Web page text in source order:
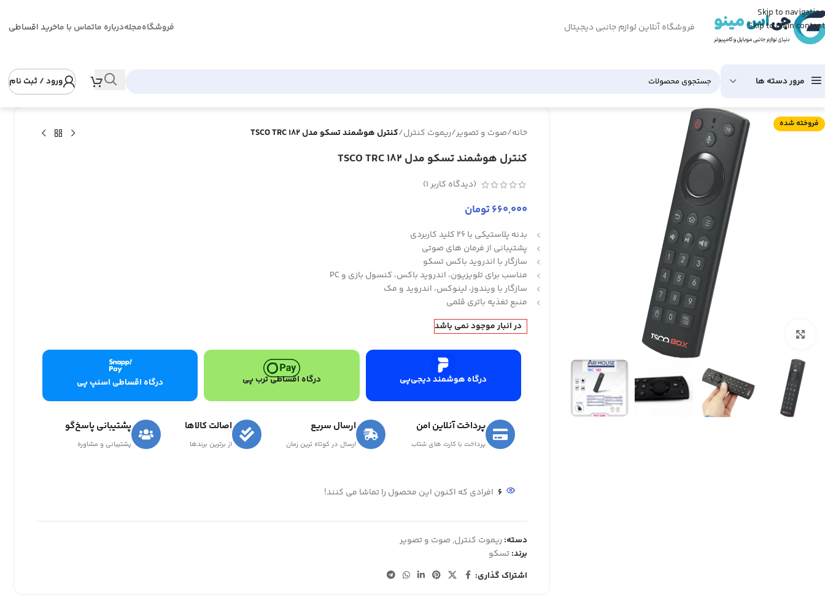
Skip to navigation
Skip to main content
فروشگاه آنلاین لوازم جانبی دیجیتال فروشگاهمجلهدرباره ماتماس با ماخرید اقساطی
مرور دسته ها ورود / ثبت نام
فروخته شده
برای بزرگنمایی کلیک کنید
خانه/صوت و تصویر/ریموت کنترل/کنترل هوشمند تسکو مدل TSCO TRC 182
کنترل هوشمند تسکو مدل TSCO TRC 182
(دیدگاه کاربر1
)
660,000تومان
بدنه پلاستیکی با 26 کلید کاربردی
پشتیبانی از فرمان های صوتی
سازگار با اندروید باکس تسکو
مناسب برای تلویزیون، اندروید باکس، کنسول بازی و PC
سازگار با ویندوز، لینوکس، اندروید و مک
منبع تغذیه باتری قلمی
در انبار موجود نمی باشد
درگاه هوشمند دیجی‌پی درگاه اقساطی ترب پی درگاه اقساطی اسنپ پی
پرداخت آنلاین امن
پرداخت با کارت های شتاب
ارسال سریع
ارسال در کوتاه ترین زمان
اصالت کالاها
از برترین برندها
پشتیبانی پاسخ‌گو
پشتیبانی و مشاوره
6 افرادی که اکنون این محصول را تماشا می کنند!
دسته: ریموت کنترل, صوت و تصویر
برند:تسکو
اشتراک گذاری: